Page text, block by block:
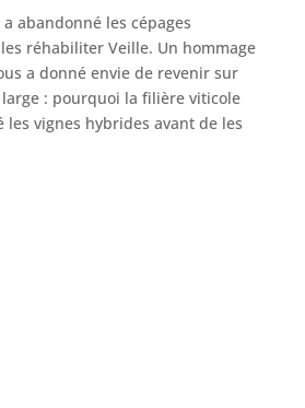
abandonné les cépages
réhabiliter Veille. Un hommage
a donné envie de revenir sur
: pourquoi la filière viticole
les vignes hybrides avant de les